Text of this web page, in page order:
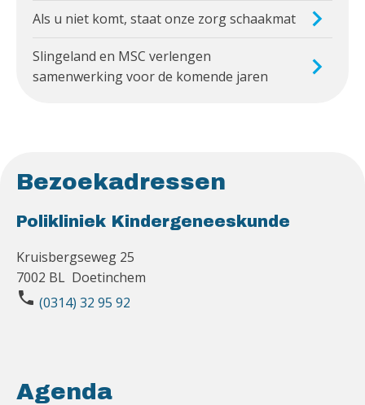
Als u niet komt, staat onze zorg schaakmat
Slingeland en MSC verlengen
samenwerking voor de komende jaren
Bezoekadressen
Polikliniek Kindergeneeskunde
Kruisbergseweg 25
7002 BL Doetinchem
phone (0314) 32 95 92
Agenda